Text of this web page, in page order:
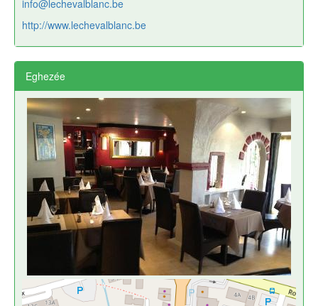
info@lechevalblanc.be
http://www.lechevalblanc.be
Eghezée